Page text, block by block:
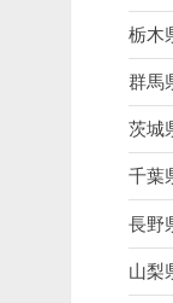
栃木
群馬
茨城
千葉
長野
山梨